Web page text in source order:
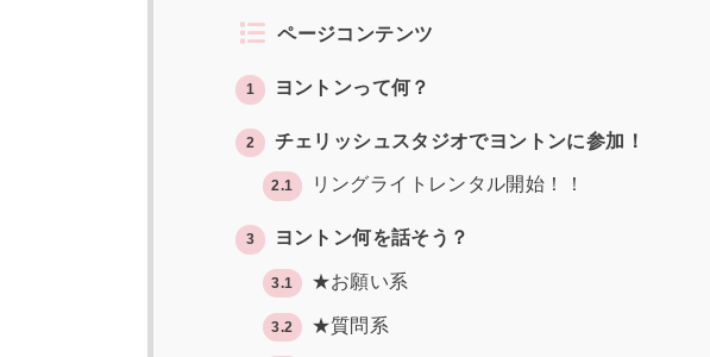
ページコンテンツ
1 ヨントンって何？
2 チェリッシュスタジオでヨントンに参加！
2.1 リングライトレンタル開始！！
3 ヨントン何を話そう？
3.1 ★お願い系
3.2 ★質問系